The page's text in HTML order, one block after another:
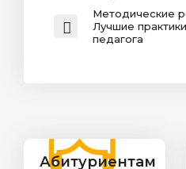
Методические
Лучшие
педагога
Абитуриентам